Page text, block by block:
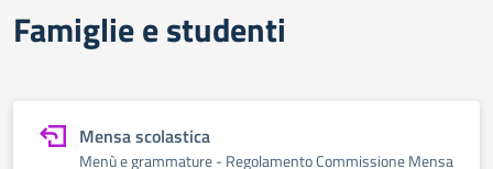
Famiglie e studenti
Mensa scolastica
Menù e grammature - Regolamento Commissione Mensa